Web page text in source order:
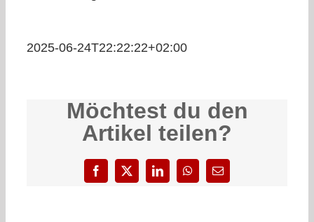
2025-06-24T22:22:22+02:00
Möchtest du den
Artikel teilen?
Facebook
X LinkedInWhatsApp
E-
Mail